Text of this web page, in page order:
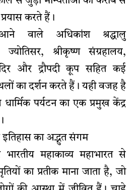
करते हैं।
आने वाले अधिकांश श्रद्धालु
ज्योतिसर, श्रीकृष्ण संग्रहालय,
और द्रौपदी कूप सहित कई
का दर्शन करते हैं। यही वजह है
धार्मिक पर्यटन का एक प्रमुख केंद्र
का अद्भुत संगम
भारतीय महाकाव्य महाभारत से
का प्रतीक माना जाता है, जो